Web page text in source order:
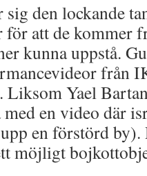
sig den lockande
för att de kommer
kunna uppstå.
från
Liksom Yael
med en video där
en förstörd
möjligt